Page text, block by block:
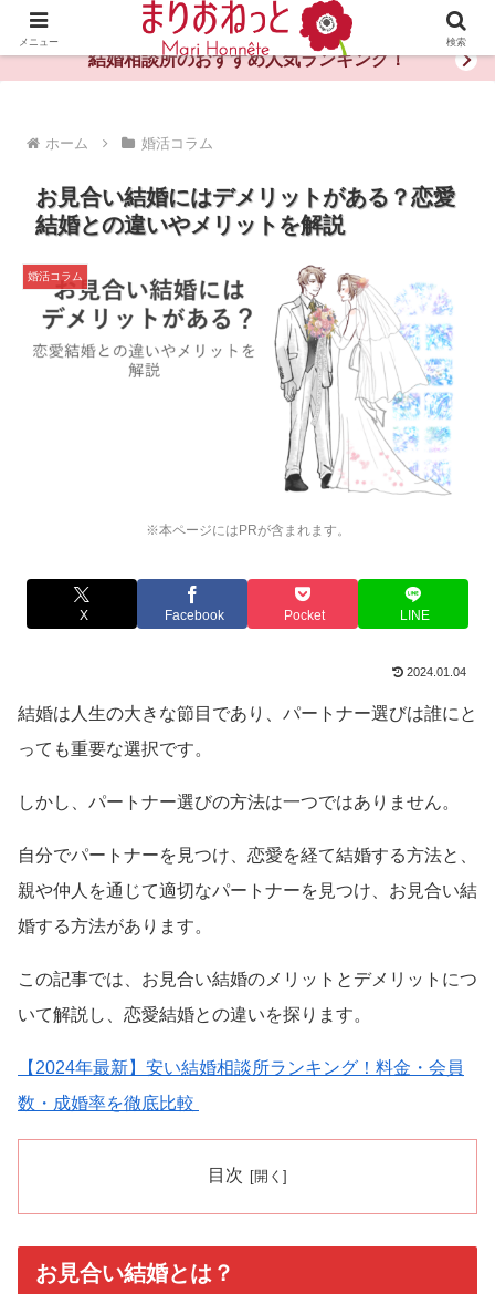
婚活や出会いの体験談・評判・秘訣がわかる情報サイト
結婚相談所のおすすめ人気ランキング！
ホーム 婚活コラム
お見合い結婚にはデメリットがある？恋愛
結婚との違いやメリットを解説
※本ページにはPRが含まれます。
婚活コラム
X Facebook Pocket LINE
2024.01.04
結婚は人生の大きな節目であり、パートナー選びは誰にと
っても重要な選択です。
しかし、パートナー選びの方法は一つではありません。
自分でパートナーを見つけ、恋愛を経て結婚する方法と、
親や仲人を通じて適切なパートナーを見つけ、お見合い結
婚する方法があります。
この記事では、お見合い結婚のメリットとデメリットにつ
いて解説し、恋愛結婚との違いを探ります。
【2024年最新】安い結婚相談所ランキング！料金・会員
数・成婚率を徹底比較
目次
お見合い結婚とは？
メニュー 検索